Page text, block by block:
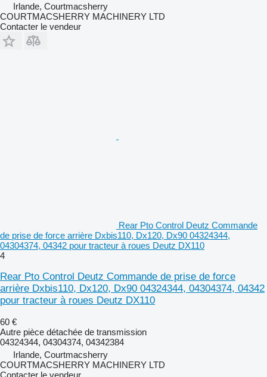
Irlande, Courtmacsherry
COURTMACSHERRY MACHINERY LTD
Contacter le vendeur
Rear Pto Control Deutz Commande
de prise de force arrière Dxbis110, Dx120, Dx90 04324344,
04304374, 04342 pour tracteur à roues Deutz DX110
4
Rear Pto Control Deutz Commande de prise de force
arrière Dxbis110, Dx120, Dx90 04324344, 04304374, 04342
pour tracteur à roues Deutz DX110
60 €
Autre pièce détachée de transmission
04324344, 04304374, 04342384
Irlande, Courtmacsherry
COURTMACSHERRY MACHINERY LTD